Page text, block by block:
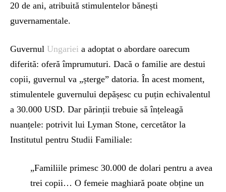
20 de ani, atribuită stimulentelor bănești
guvernamentale.
Guvernul Ungariei a adoptat o abordare oarecum
diferită: oferă împrumuturi. Dacă o familie are destui
copii, guvernul va „șterge” datoria. În acest moment,
stimulentele guvernului depășesc cu puțin echivalentul
a 30.000 USD. Dar părinții trebuie să înțeleagă
nuanțele: potrivit lui Lyman Stone, cercetător la
Institutul pentru Studii Familiale:
„Familiile primesc 30.000 de dolari pentru a avea
trei copii… O femeie maghiară poate obține un